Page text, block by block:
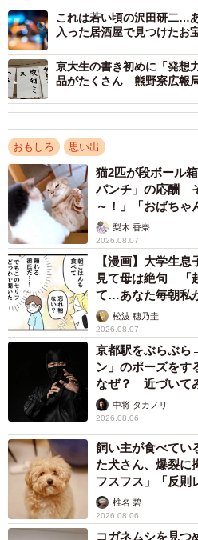
研究室では“珍品”が見つか
同研究室では、過去にも思わぬ
「漢代の瓦の拓本です。拓本そ
ね）”という金谷治先生の識語が
す」
「ブルーチップ、研究室で
今回見つかったブルーチップに
案”も検討しているという。
「公式の方から『現在も使えま
で、研究室のみんなで何かと交
す。研究の合間の癒やしになる
青は「仁の色」――学生が
研究室の学生さんは「東アジア
出現は“仁（思いやり）”の兆し
響を通じて、より多くの“思いや
です」と話してくれた。
SNSで突如よみがえった昭和の
これは若い頃の沢田研二…
入った居酒屋で見つけたお
京大生の書き初めに「発想
品がたくさん 熊野寮広報
おもしろ 思い出
猫2匹が段ボール
パンチ」の応酬
～！」「おばちゃ
梨木 香奈
2026.08.07
【漫画】大学生
見て母は絶句 「
て…あなた毎朝私
松波 穂乃圭
2026.08.07
京都駅をぶらぶら
ン」のポーズを
なぜ？ 近づいて
未熟」中将 タカノリ
2026.08.06
飼い主が食べてい
た犬さん、爆裂に
フスフス」「反則
椎名 碧
2026.08.06
コガネムシを見つ